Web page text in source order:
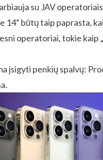
su JAV
14“ būtų taip paprasta,
operatoriai, tokie kaip
įsigyti penkių spalvų: